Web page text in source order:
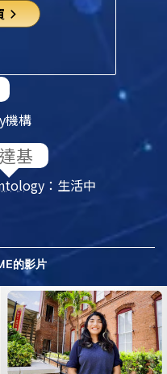
機構
冊子
：生活中
的影片